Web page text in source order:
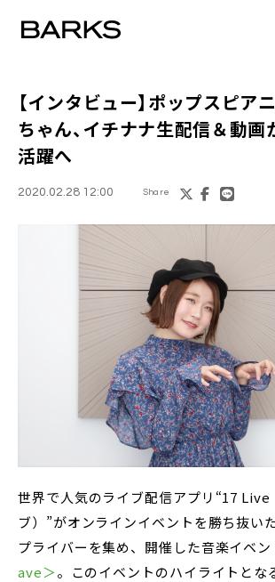
【インタビュー】ポップスピア
ちゃん、イチナナ生配信＆動
活躍へ
2020.02.28 12:00 Share
世界で人気のライブ配信アプリ“17 Live
ブ）”がオンラインイベントを勝ち抜い
プライバーを集め、開催した音楽イベン
ave＞。このイベントのハイライトとな